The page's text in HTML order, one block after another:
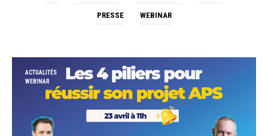
PRESSE WEBINAR
ACTUALITÉS
WEBINAR